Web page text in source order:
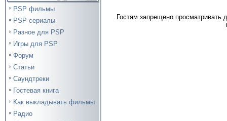
PSP фильмы
PSP сериалы
Разное для PSP
Игры для PSP
Форум
Статьи
Саундтреки
Гостевая книга
Как выкладывать фильмы
Радио
Гостям запрещено просматривать